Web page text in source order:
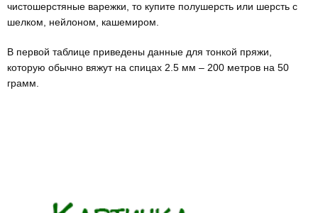
чистошерстяные варежки, то купите полушерсть или шерсть с
шелком, нейлоном, кашемиром.
В первой таблице приведены данные для тонкой пряжи,
которую обычно вяжут на спицах 2.5 мм – 200 метров на 50
грамм.